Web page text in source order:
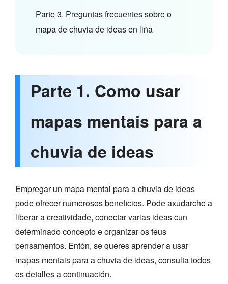
Parte 3. Preguntas frecuentes sobre o
mapa de chuvia de ideas en liña
Parte 1. Como usar
mapas mentais para a
chuvia de ideas
Empregar un mapa mental para a chuvia de ideas
pode ofrecer numerosos beneficios. Pode axudarche a
liberar a creatividade, conectar varias ideas cun
determinado concepto e organizar os teus
pensamentos. Entón, se queres aprender a usar
mapas mentais para a chuvia de ideas, consulta todos
os detalles a continuación.